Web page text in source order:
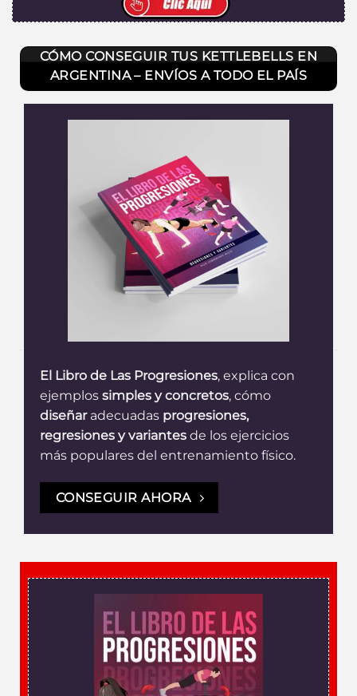
CÓMO CONSEGUIR TUS KETTLEBELLS EN
ARGENTINA – ENVÍOS A TODO EL PAÍS
El Libro de Las Progresiones, explica con
ejemplos simples y concretos, cómo
diseñaradecuadas progresiones,
regresiones y variantes de los ejercicios
más populares del entrenamiento físico.
CONSEGUIR AHORA